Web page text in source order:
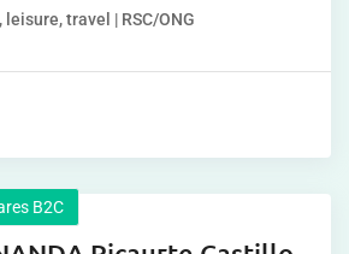
travel | RSC/ONG
B2C